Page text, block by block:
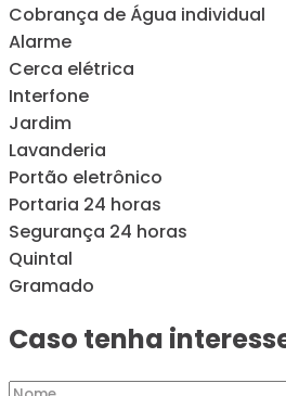
Cobrança de Água individual
Alarme
Cerca elétrica
Interfone
Jardim
Lavanderia
Portão eletrônico
Portaria 24 horas
Segurança 24 horas
Quintal
Gramado
Caso tenha